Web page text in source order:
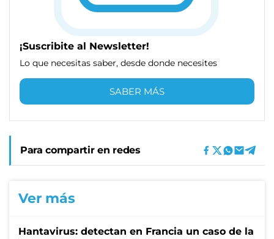
¡Suscribite al Newsletter!
Lo que necesitas saber, desde donde necesites
SABER MÁS
Para compartir en redes
Ver más
Hantavirus: detectan en Francia un caso de la